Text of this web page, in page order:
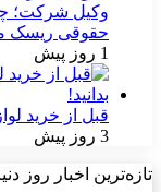
وکیل شرکت؛
حقوقی ریسک
1 روز پیش
قبل از خرید
3 روز پیش
تازه‌ترین اخبار روز